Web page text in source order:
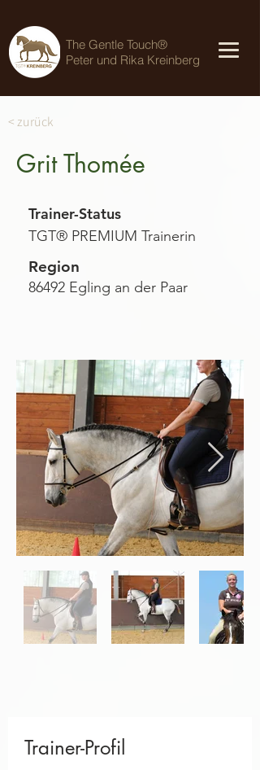
The Gentle Touch®
Peter und Rika Kreinberg
< zurück
Grit Thomée
Trainer-Status
TGT® PREMIUM Trainerin
Region
86492 Egling an der Paar
Trainer-Profil